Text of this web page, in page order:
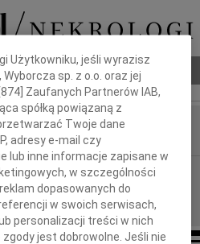
pogrzebowy
Użytkowniku, jeśli wyrazisz
sp. z o.o. oraz jej
874 ] Zaufanych Partnerów IAB,
spółką powiązaną z
Twoje dane
adresy e-mail czy
lub inne informacje zapisane w
w szczególności
dopasowanych do
w swoich serwisach,
personalizacji treści w nich
jest dobrowolne. Jeśli nie